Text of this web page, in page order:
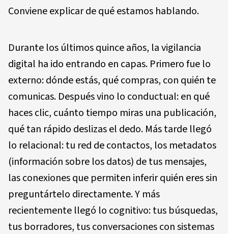
Conviene explicar de qué estamos hablando.
Durante los últimos quince años, la vigilancia
digital ha ido entrando en capas. Primero fue lo
externo: dónde estás, qué compras, con quién te
comunicas. Después vino lo conductual: en qué
haces clic, cuánto tiempo miras una publicación,
qué tan rápido deslizas el dedo. Más tarde llegó
lo relacional: tu red de contactos, los metadatos
(información sobre los datos) de tus mensajes,
las conexiones que permiten inferir quién eres sin
preguntártelo directamente. Y más
recientemente llegó lo cognitivo: tus búsquedas,
tus borradores, tus conversaciones con sistemas